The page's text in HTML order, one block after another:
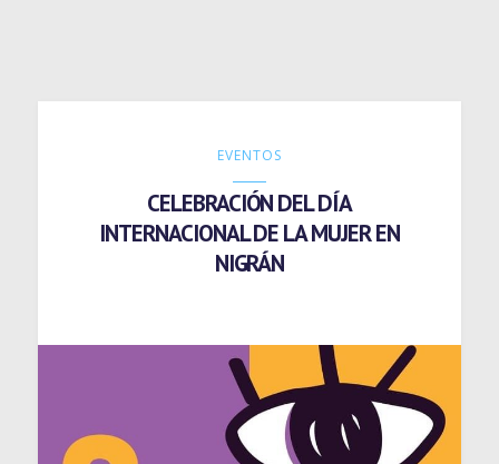
EVENTOS
CELEBRACIÓN DEL DÍA
INTERNACIONAL DE LA MUJER EN
NIGRÁN